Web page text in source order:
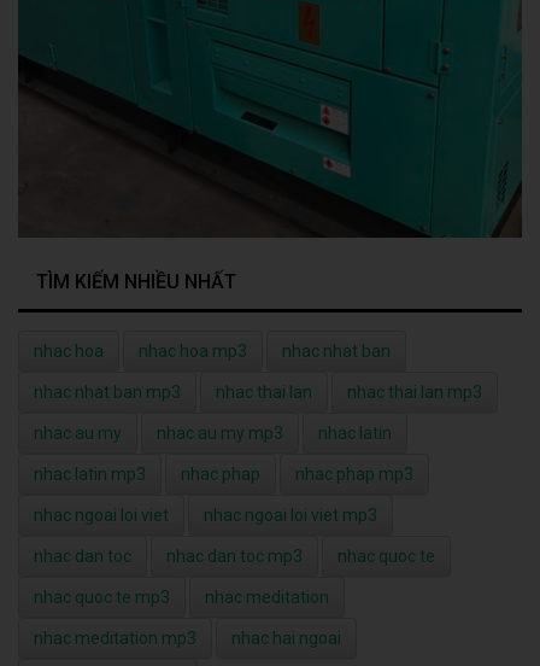
TÌM KIẾM NHIỀU NHẤT
nhac hoa nhac hoa mp3 nhac nhat ban
nhac nhat ban mp3 nhac thai lan nhac thai lan mp3
nhac au my nhac au my mp3 nhac latin
nhac latin mp3 nhac phap nhac phap mp3
nhac ngoai loi viet nhac ngoai loi viet mp3
nhac dan toc nhac dan toc mp3 nhac quoc te
nhac quoc te mp3 nhac meditation
nhac meditation mp3 nhac hai ngoai